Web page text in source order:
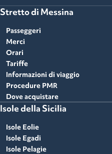
Stretto di Messina
Passeggeri
Merci
Orari
Tariffe
Informazioni di viaggio
Procedure PMR
Dove acquistare
Isole della Sicilia
Isole Eolie
Isole Egadi
Isole Pelagie